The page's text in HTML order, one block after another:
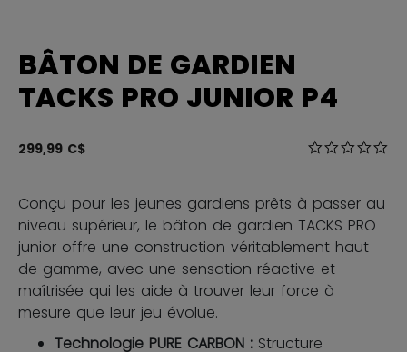
BÂTON DE GARDIEN
TACKS PRO JUNIOR P4
299,99 C$ 4,1 sur 5
Conçu pour les jeunes gardiens prêts à passer au
niveau supérieur, le bâton de gardien TACKS PRO
junior offre une construction véritablement haut
de gamme, avec une sensation réactive et
maîtrisée qui les aide à trouver leur force à
mesure que leur jeu évolue.
Technologie PURE CARBON : Structure